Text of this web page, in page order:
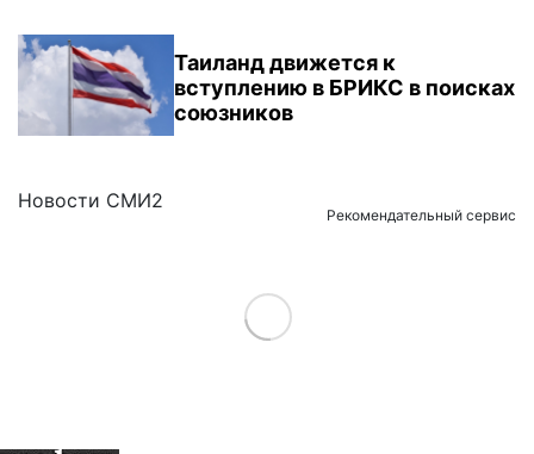
Таиланд движется к
вступлению в БРИКС в поисках
союзников
Новости СМИ2
Рекомендательный сервис
Load More